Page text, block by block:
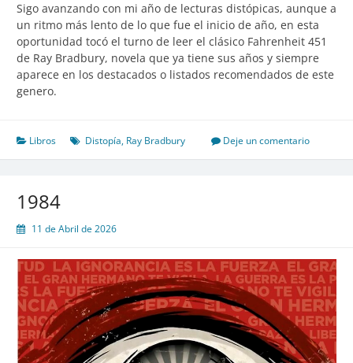
Sigo avanzando con mi año de lecturas distópicas, aunque a
un ritmo más lento de lo que fue el inicio de año, en esta
oportunidad tocó el turno de leer el clásico Fahrenheit 451
de Ray Bradbury, novela que ya tiene sus años y siempre
aparece en los destacados o listados recomendados de este
genero.
Libros Distopía, Ray Bradbury Deje un comentario
1984
11 de Abril de 2026